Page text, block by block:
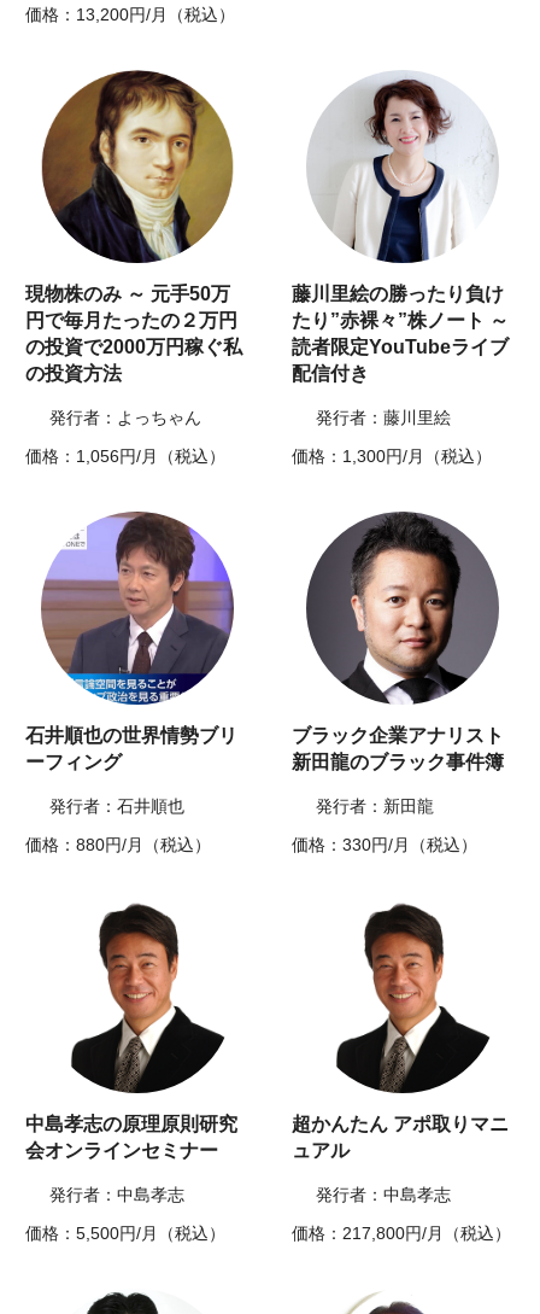
価格：13,200円/月（税込）
現物株のみ ～ 元手50万
円で毎月たったの２万円
の投資で2000万円稼ぐ私
の投資方法
発行者：よっちゃん
価格：1,056円/月（税込）
藤川里絵の勝ったり負け
たり”赤裸々”株ノート ～
読者限定YouTubeライブ
配信付き
発行者：藤川里絵
価格：1,300円/月（税込）
石井順也の世界情勢ブリ
ーフィング
発行者：石井順也
価格：880円/月（税込）
ブラック企業アナリスト
新田龍のブラック事件簿
発行者：新田龍
価格：330円/月（税込）
中島孝志の原理原則研究
会オンラインセミナー
発行者：中島孝志
価格：5,500円/月（税込）
超かんたん アポ取りマニ
ュアル
発行者：中島孝志
価格：217,800円/月（税込）